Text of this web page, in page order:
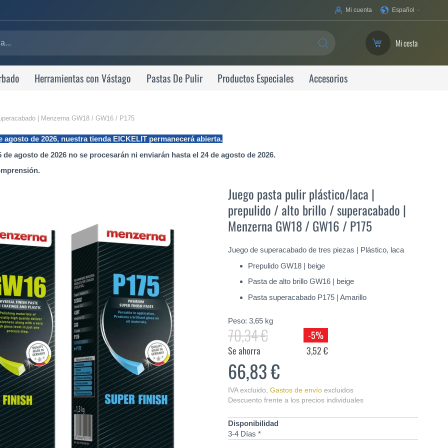
Su
Español
Mi cuenta
SEARCH Mi cesta
Herramientas con Vástago Pastas De Pulir Productos Especiales Accesorios
| Menzerna GW18 / GW16 / P175
de 2026, nuestra tienda EICKELIT permanecerá abierta.
agosto de 2026 no se procesarán ni enviarán hasta el 24 de agosto de 2026.
Juego pasta pulir plástico/laca |
prepulido / alto brillo / superacabado |
Menzerna GW18 / GW16 / P175
Juego de superacabado de tres piezas | Plástico, laca
Prepulido GW18 | beige
Pasta de alto brillo GW16 | beige
Pasta superacabado P175 | Amarillo
Peso: 3,65 kg
70,34 €
-5%
Se ahorra
3,52 €
66,83 €
IVA excluido, Gastos de envío excluidos
Descuento frente a los precios individuales
Disponibilidad
3-4 Días *